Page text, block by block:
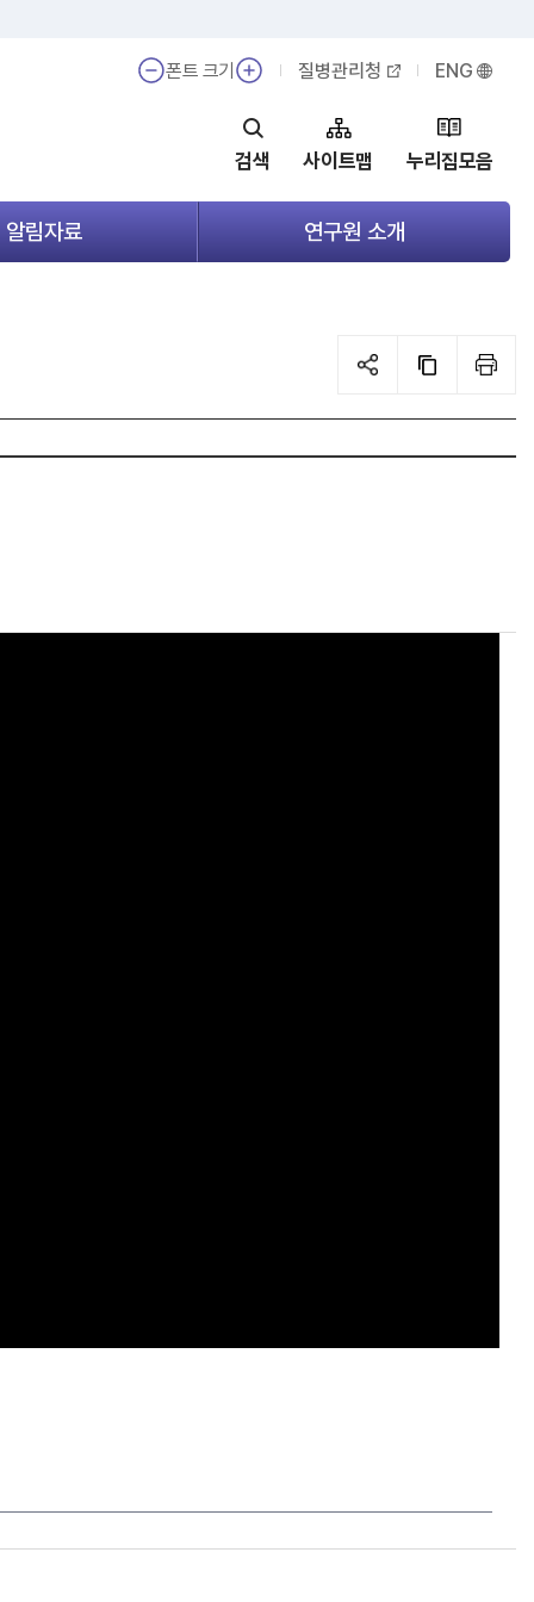
폰트 크기 질병관리청 ENG
검색 사이트맵 누리집모음
알림자료
메
뉴
연구원 소개
메
뉴